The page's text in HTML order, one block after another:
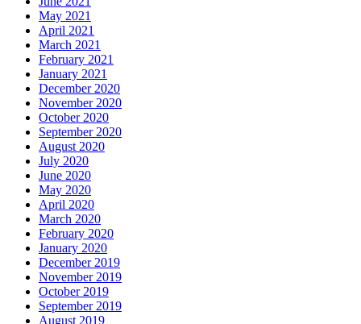
May 2021
April 2021
March 2021
February 2021
January 2021
December 2020
November 2020
October 2020
September 2020
August 2020
July 2020
June 2020
May 2020
April 2020
March 2020
February 2020
January 2020
December 2019
November 2019
October 2019
September 2019
August 2019